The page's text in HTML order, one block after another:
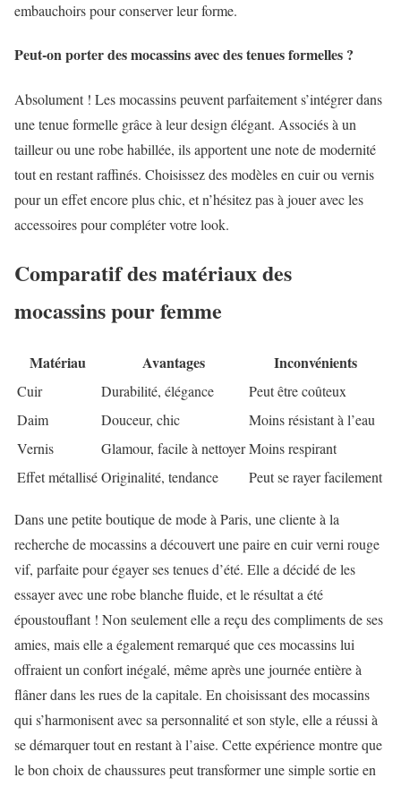
embauchoirs pour conserver leur forme.
Peut-on porter des mocassins avec des tenues formelles ?
Absolument ! Les mocassins peuvent parfaitement s’intégrer dans
une tenue formelle grâce à leur design élégant. Associés à un
tailleur ou une robe habillée, ils apportent une note de modernité
tout en restant raffinés. Choisissez des modèles en cuir ou vernis
pour un effet encore plus chic, et n’hésitez pas à jouer avec les
accessoires pour compléter votre look.
Comparatif des matériaux des
mocassins pour femme
Matériau Avantages Inconvénients
Cuir Durabilité, élégance
Peut être coûteux
Daim
Douceur, chic
Moins résistant à l’eau
Vernis
Glamour, facile à nettoyerMoins respirant
Effet métalliséOriginalité, tendance Peut se rayer facilement
Dans une petite boutique de mode à Paris, une cliente à la
recherche de mocassins a découvert une paire en cuir verni rouge
vif, parfaite pour égayer ses tenues d’été. Elle a décidé de les
essayer avec une robe blanche fluide, et le résultat a été
époustouflant ! Non seulement elle a reçu des compliments de ses
amies, mais elle a également remarqué que ces mocassins lui
offraient un confort inégalé, même après une journée entière à
flâner dans les rues de la capitale. En choisissant des mocassins
qui s’harmonisent avec sa personnalité et son style, elle a réussi à
se démarquer tout en restant à l’aise. Cette expérience montre que
le bon choix de chaussures peut transformer une simple sortie en